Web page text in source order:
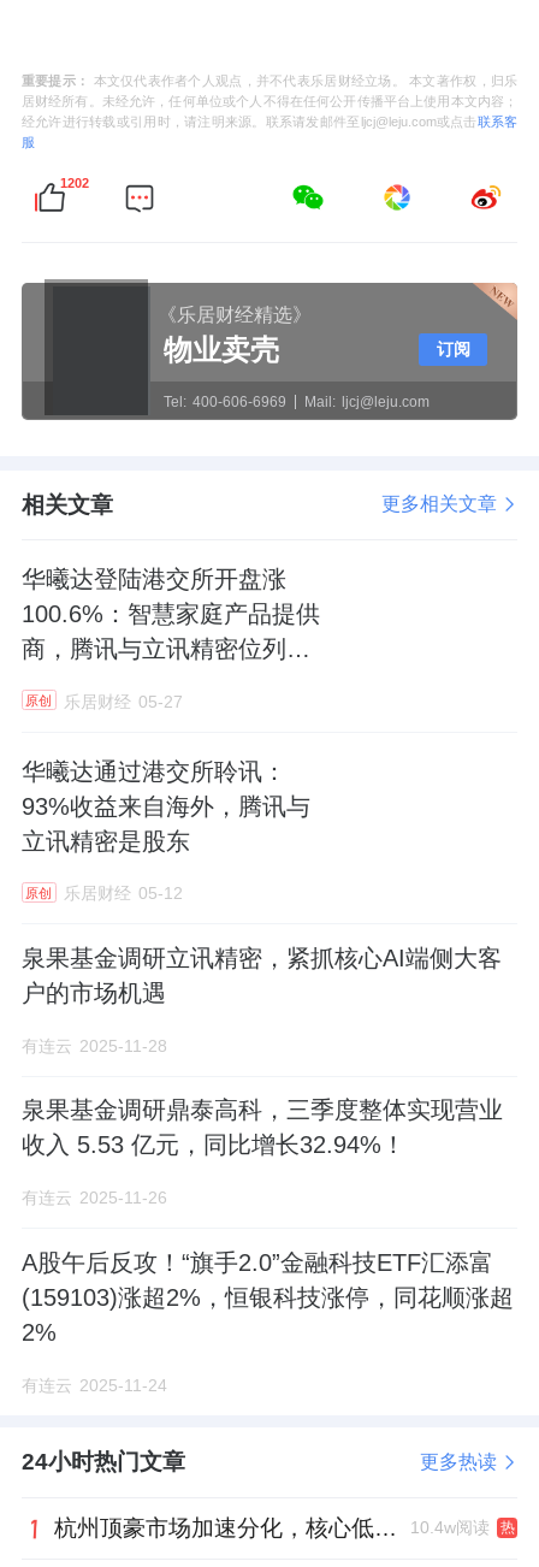
重要提示：
本文仅代表作者个人观点，并不代表乐居财经立场。 本文著作权，归乐
居财经所有。未经允许，任何单位或个人不得在任何公开传播平台上使用本文内容；
经允许进行转载或引用时，请注明来源。联系请发邮件至ljcj@leju.com或点击联系客
服
1202
《乐居财经精选》
物业卖壳
Tel: 400-606-6969 Mail: ljcj@leju.com
订阅
相关文章 更多相关文章
华曦达登陆港交所开盘涨
100.6%：智慧家庭产品提供
商，腾讯与立讯精密位列股
东
原创 乐居财经 05-27
华曦达通过港交所聆讯：
93%收益来自海外，腾讯与
立讯精密是股东
原创 乐居财经 05-12
泉果基金调研立讯精密，紧抓核心AI端侧大客
户的市场机遇
有连云 2025-11-28
泉果基金调研鼎泰高科，三季度整体实现营业
收入 5.53 亿元，同比增长32.94%！
有连云 2025-11-26
A股午后反攻！“旗手2.0”金融科技ETF汇添富
(159103)涨超2%，恒银科技涨停，同花顺涨超
2%
有连云 2025-11-24
24小时热门文章 更多热读
杭州顶豪市场加速分化，核心低密资产迎来价值兑现 10.4w阅读 热